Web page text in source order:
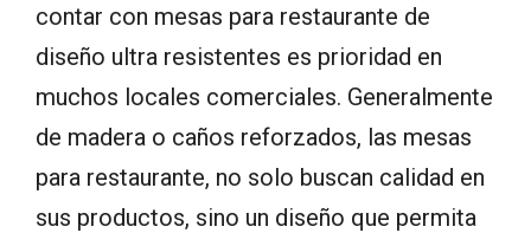
contar con mesas para restaurante de
diseño ultra resistentes es prioridad en
muchos locales comerciales. Generalmente
de madera o caños reforzados, las mesas
para restaurante, no solo buscan calidad en
sus productos, sino un diseño que permita